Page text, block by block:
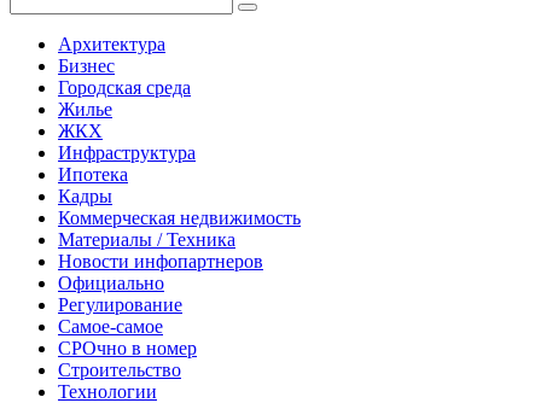
Архитектура
Бизнес
Городская среда
Жилье
ЖКХ
Инфраструктура
Ипотека
Кадры
Коммерческая недвижимость
Материалы / Техника
Новости инфопартнеров
Официально
Регулирование
Самое-самое
СРОчно в номер
Строительство
Технологии